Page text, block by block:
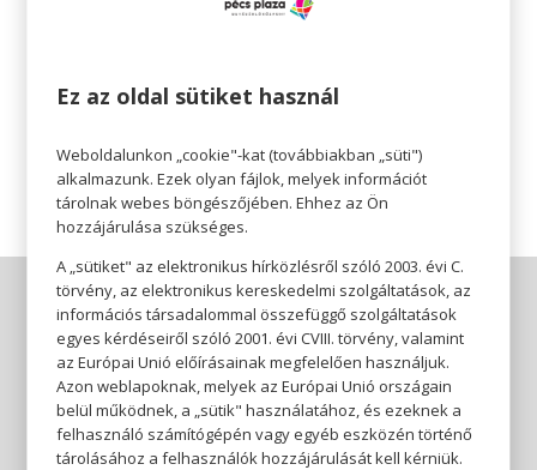
készlet erejéig tart.
elérhetőségük üzletenként változhat.
Pepco – Érezhető minőség, szerethető áron.
Ez az oldal sütiket használ
Weboldalunkon „cookie"-kat (továbbiakban „süti")
alkalmazunk. Ezek olyan fájlok, melyek információt
tárolnak webes böngészőjében. Ehhez az Ön
hozzájárulása szükséges.
A „sütiket" az elektronikus hírközlésről szóló 2003. évi C.
törvény, az elektronikus kereskedelmi szolgáltatások, az
információs társadalommal összefüggő szolgáltatások
egyes kérdéseiről szóló 2001. évi CVIII. törvény, valamint
az Európai Unió előírásainak megfelelően használjuk.
Azon weblapoknak, melyek az Európai Unió országain
belül működnek, a „sütik" használatához, és ezeknek a
felhasználó számítógépén vagy egyéb eszközén történő
tárolásához a felhasználók hozzájárulását kell kérniük.